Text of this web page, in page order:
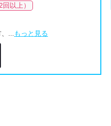
以上）
... もっと見る